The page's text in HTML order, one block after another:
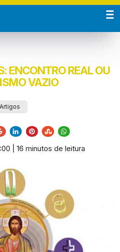
ENCONTRO REAL OU
VAZIO
Artigos
| 16 minutos de leitura